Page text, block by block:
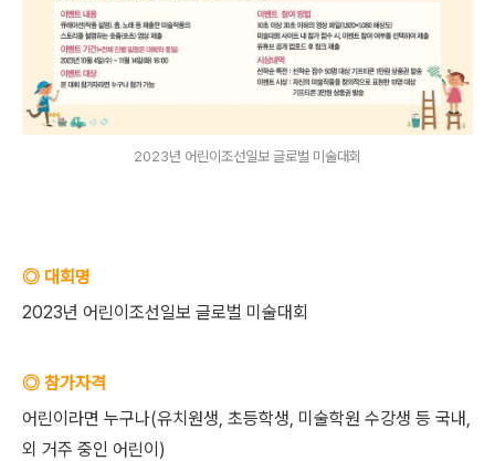
2023년 어린이조선일보 글로벌 미술대회
◎ 대회명
2023년 어린이조선일보 글로벌 미술대회
◎ 참가자격
어린이라면 누구나(유치원생, 초등학생, 미술학원 수강생 등 국내,
외 거주 중인 어린이)